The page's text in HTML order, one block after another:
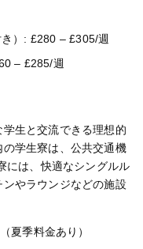
）: £280 – £305/週
– £285/週
生と交流できる理想的
学生寮は、公共交通機
には、快適なシングルル
やラウンジなどの施設
夏季料金あり）